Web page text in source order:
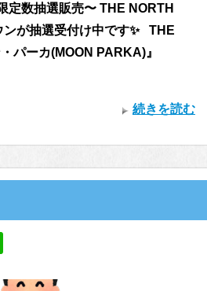
定数抽選販売〜 THE NORTH
ンが抽選受付け中です✨ THE
パーカ(MOON PARKA)』
続きを読む